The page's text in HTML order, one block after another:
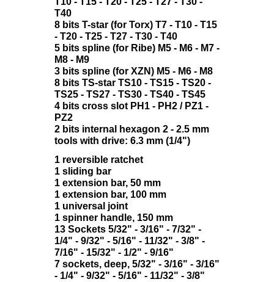
T40
8 bits T-star (for Torx) T7 - T10 - T15
- T20 - T25 - T27 - T30 - T40
5 bits spline (for Ribe) M5 - M6 - M7 -
M8 - M9
3 bits spline (for XZN) M5 - M6 - M8
8 bits TS-star TS10 - TS15 - TS20 -
TS25 - TS27 - TS30 - TS40 - TS45
4 bits cross slot PH1 - PH2 / PZ1 -
PZ2
2 bits internal hexagon 2 - 2.5 mm
tools with drive: 6.3 mm (1/4")
1 reversible ratchet
1 sliding bar
1 extension bar, 50 mm
1 extension bar, 100 mm
1 universal joint
1 spinner handle, 150 mm
13 Sockets 5/32" - 3/16" - 7/32" -
1/4" - 9/32" - 5/16" - 11/32" - 3/8" -
7/16" - 15/32" - 1/2" - 9/16"
7 sockets, deep, 5/32" - 3/16" - 3/16"
- 1/4" - 9/32" - 5/16" - 11/32" - 3/8"